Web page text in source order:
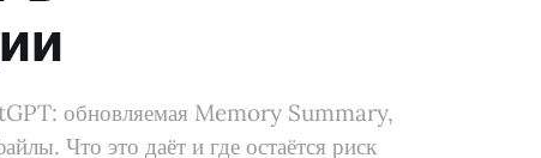
обновляемая Memory Summary,
Что это даёт и где остаётся риск